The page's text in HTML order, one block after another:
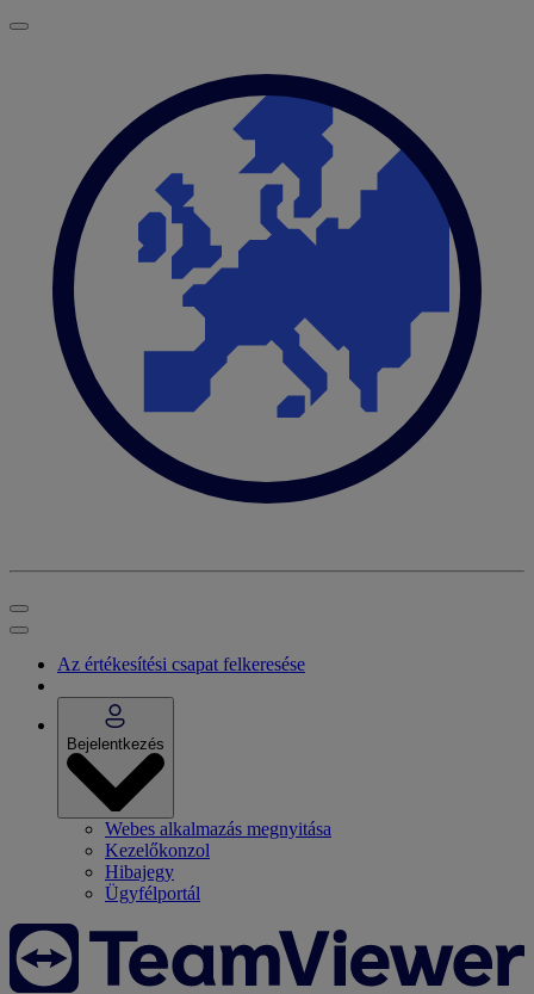
Az értékesítési csapat felkeresése
Bejelentkezés
Webes alkalmazás megnyitása
Kezelőkonzol
Hibajegy
Ügyfélportál